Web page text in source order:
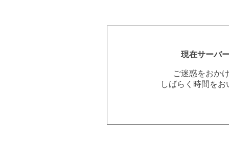
現在サーバ
ご迷惑をおか
しばらく時間を